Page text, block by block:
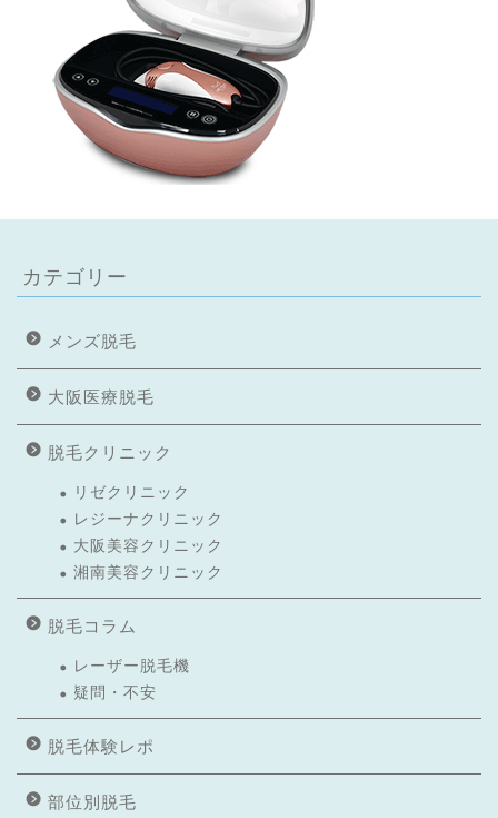
カテゴリー
メンズ脱毛
大阪医療脱毛
脱毛クリニック
リゼクリニック
レジーナクリニック
大阪美容クリニック
湘南美容クリニック
脱毛コラム
レーザー脱毛機
疑問・不安
脱毛体験レポ
部位別脱毛